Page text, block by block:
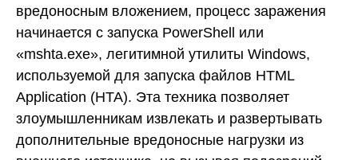
вредоносным вложением, процесс заражения
начинается с запуска PowerShell или
«mshta.exe», легитимной утилиты Windows,
используемой для запуска файлов HTML
Application (HTA). Эта техника позволяет
злоумышленникам извлекать и развертывать
дополнительные вредоносные нагрузки из